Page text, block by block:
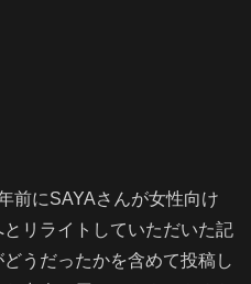
前にSAYAさんが女性向け
リライトしていただいた記
うだったかを含めて投稿し